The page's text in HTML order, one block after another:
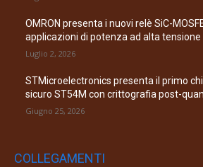
OMRON presenta i nuovi relè SiC-
applicazioni di potenza ad alta tensione
Luglio 2, 2026
STMicroelectronics presenta il primo
sicuro ST54M con crittografia post-
Giugno 25, 2026
COLLEGAMENTI